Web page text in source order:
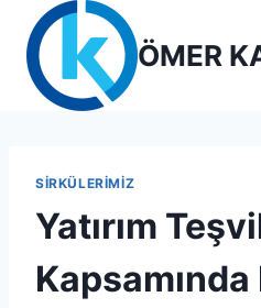
content
ÖMER
SIRKÜLERIMIZ
Yatırım